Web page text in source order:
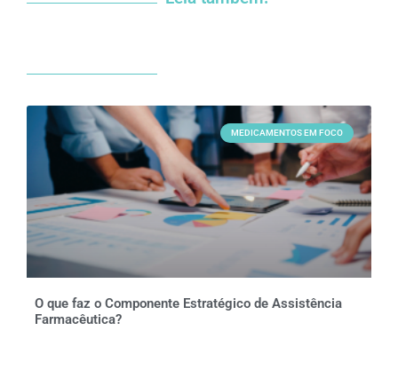
MEDICAMENTOS EM FOCO
O que faz o Componente Estratégico de Assistência
Farmacêutica?